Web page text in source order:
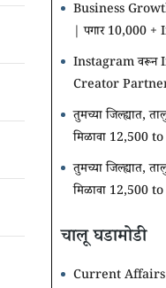
Business
| पगार 10,000
Instagram वरून
Creator
तुमच्या जिल्ह्यात,
मिळावा 12,500
तुमच्या जिल्ह्यात,
मिळावा 12,500
चालू घडामोडी
Current